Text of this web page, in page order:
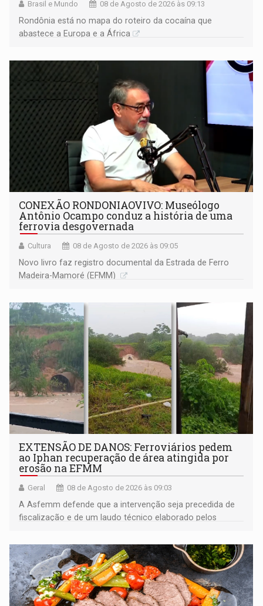
Brasil e Mundo 08 de Agosto de 2026 às 09:13
Rondônia está no mapa do roteiro da cocaína que
abastece a Europa e a África
CONEXÃO RONDONIAOVIVO: Museólogo
Antônio Ocampo conduz a história de uma
ferrovia desgovernada
Cultura 08 de Agosto de 2026 às 09:05
Novo livro faz registro documental da Estrada de Ferro
Madeira-Mamoré (EFMM)
EXTENSÃO DE DANOS: Ferroviários pedem
ao Iphan recuperação de área atingida por
erosão na EFMM
Geral 08 de Agosto de 2026 às 09:03
A Asfemm defende que a intervenção seja precedida de
fiscalização e de um laudo técnico elaborado pelos